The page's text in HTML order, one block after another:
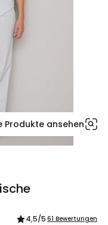
Produkte ansehen
4,5/5 61 Bewertungen